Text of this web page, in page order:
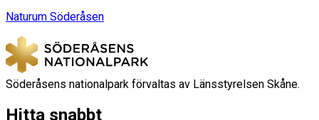
Naturum Söderåsen
Söderåsens nationalpark förvaltas av Länsstyrelsen Skåne.
Hitta snabbt